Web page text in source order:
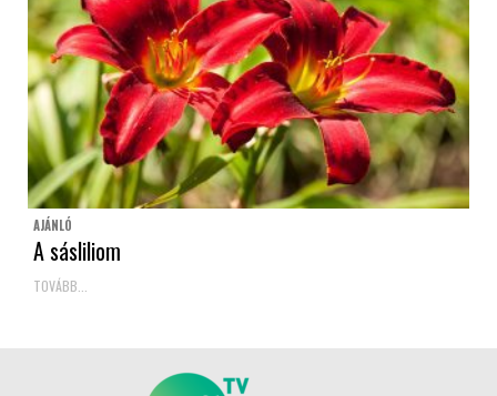
AJÁNLÓ
A sásliliom
TOVÁBB...